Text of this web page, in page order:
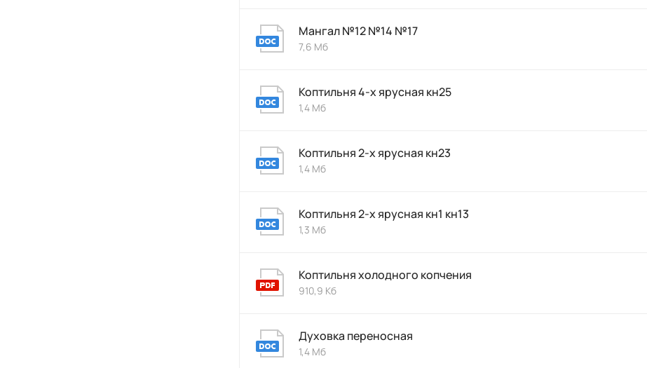
Мангал №12 №14 №17
7,6 Мб
Коптильня 4-х ярусная кн25
1,4 Мб
Коптильня 2-х ярусная кн23
1,4 Мб
Коптильня 2-х ярусная кн1 кн13
1,3 Мб
Коптильня холодного копчения
910,9 Кб
Духовка переносная
1,4 Мб